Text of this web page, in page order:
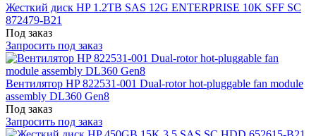
Жесткий диск HP 1.2TB SAS 12G ENTERPRISE 10K SFF SC
872479-B21
Под заказ
Запросить под заказ
Вентилятор HP 822531-001 Dual-rotor hot-pluggable fan module
assembly DL360 Gen8
Под заказ
Запросить под заказ